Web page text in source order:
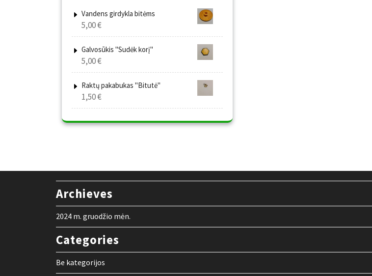
Vandens girdykla bitėms
5,00€
Galvosūkis "Sudėk korį"
5,00€
Raktų pakabukas "Bitutė"
1,50€
Archieves
2024 m. gruodžio mėn.
Categories
Be kategorijos